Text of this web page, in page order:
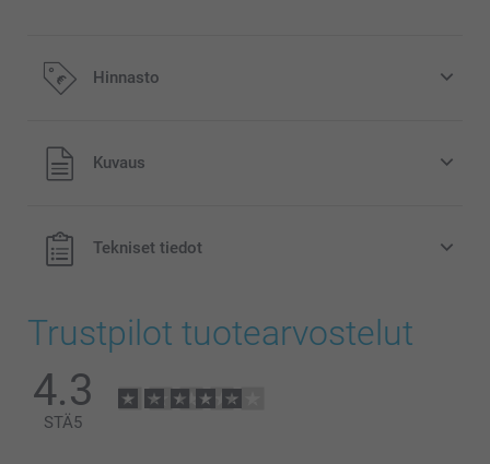
Hinnasto
Kaikki hinnat ovat euroina, sisältävät arvonlisäveron ja
eivät sisällä postikuluja.
Kuvaus
Tekniset tiedot
Trustpilot tuotearvostelut
4.3
STÄ5